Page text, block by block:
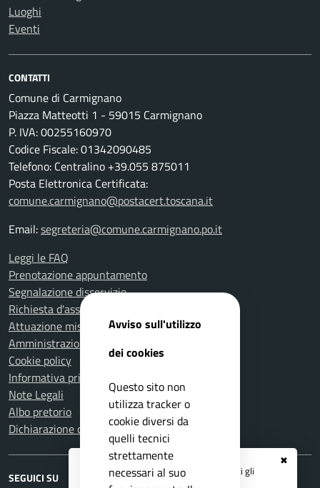
✖
Registrati ai serviziAPP IO
e ricevi tutti gli
aggiornamenti dall'Ente
Luoghi
Eventi
CONTATTI
Comune di Carmignano
Piazza Matteotti 1 - 59015 Carmignano
P. IVA: 00255160970
Codice Fiscale: 01342090485
Telefono: Centralino +39.055 875011
Posta Elettronica Certificata:
comune.carmignano@postacert.toscana.it
Email:segreteria@comune.carmignano.po.it
Leggi le FAQ
Prenotazione appuntamento
Segnalazione disservizio
Richiesta d'assistenza
Attuazione misure PNRR
Amministrazione trasparente
Cookie policy
Informativa privacy
Note Legali
Albo pretorio
Dichiarazione di accessibilità
SEGUICI SU
Avviso sull'utilizzo
dei cookies
Questo sito non
utilizza tracker o
cookie diversi da
quelli tecnici
strettamente
necessari al suo